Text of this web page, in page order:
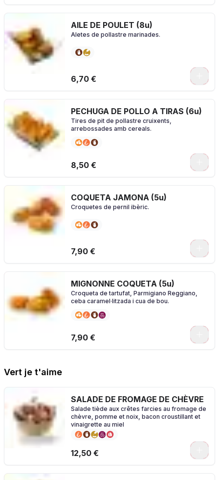
AILE DE POULET (8u)
Aletes de pollastre marinades.
6,70 €
PECHUGA DE POLLO A TIRAS (6u)
Tires de pit de pollastre cruixents,
arrebossades amb cereals.
8,50 €
COQUETA JAMONA (5u)
Croquetes de pernil ibèric.
7,90 €
MIGNONNE COQUETA (5u)
Croqueta de tartufat, Parmigiano Reggiano,
ceba caramel·litzada i cua de bou.
7,90 €
Vert je t'aime
SALADE DE FROMAGE DE CHÈVRE
Salade tiède aux crêtes farcies au fromage de
chèvre, pomme et noix, bacon croustillant et
vinaigrette au miel
12,50 €